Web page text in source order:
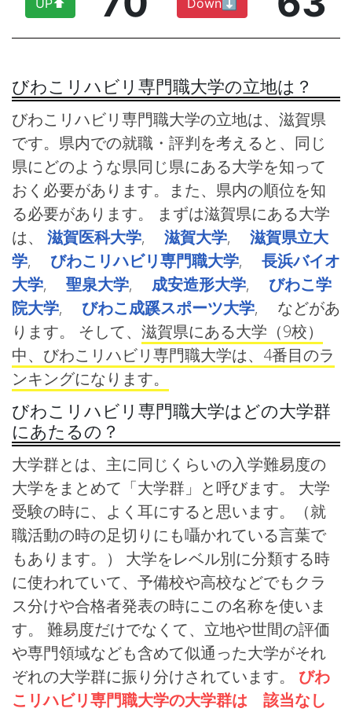
UP⬆︎ Down⬇︎
びわこリハビリ専門職大学の立地は？
びわこリハビリ専門職大学の立地は、滋賀県
です。県内での就職・評判を考えると、同じ
県にどのような県同じ県にある大学を知って
おく必要があります。また、県内の順位を知
る必要があります。 まずは滋賀県にある大学
は、 滋賀医科大学, 滋賀大学, 滋賀県立大
学, びわこリハビリ専門職大学, 長浜バイオ
大学, 聖泉大学, 成安造形大学, びわこ学
院大学, びわこ成蹊スポーツ大学, などがあ
ります。 そして、 滋賀県にある大学（9校）
中、びわこリハビリ専門職大学は、4番目のラ
ンキングになります。
びわこリハビリ専門職大学はどの大学群
にあたるの？
大学群とは、主に同じくらいの入学難易度の
大学をまとめて「大学群」と呼びます。 大学
受験の時に、よく耳にすると思います。（就
職活動の時の足切りにも囁かれている言葉で
もあります。） 大学をレベル別に分類する時
に使われていて、予備校や高校などでもクラ
ス分けや合格者発表の時にこの名称を使いま
す。 難易度だけでなくて、立地や世間の評価
や専門領域なども含めて似通った大学がそれ
ぞれの大学群に振り分けされています。 びわ
こリハビリ専門職大学の大学群は 該当なし